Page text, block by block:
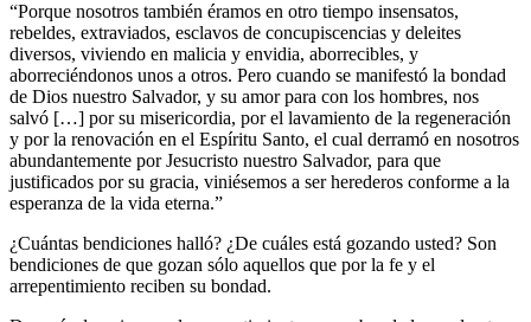
“Porque nosotros también éramos en otro tiempo insensatos,
rebeldes, extraviados, esclavos de concupiscencias y deleites
diversos, viviendo en malicia y envidia, aborrecibles, y
aborreciéndonos unos a otros. Pero cuando se manifestó la bondad
de Dios nuestro Salvador, y su amor para con los hombres, nos
salvó […] por su misericordia, por el lavamiento de la regeneración
y por la renovación en el Espíritu Santo, el cual derramó en nosotros
abundantemente por Jesucristo nuestro Salvador, para que
justificados por su gracia, viniésemos a ser herederos conforme a la
esperanza de la vida eterna.”
¿Cuántas bendiciones halló? ¿De cuáles está gozando usted? Son
bendiciones de que gozan sólo aquellos que por la fe y el
arrepentimiento reciben su bondad.